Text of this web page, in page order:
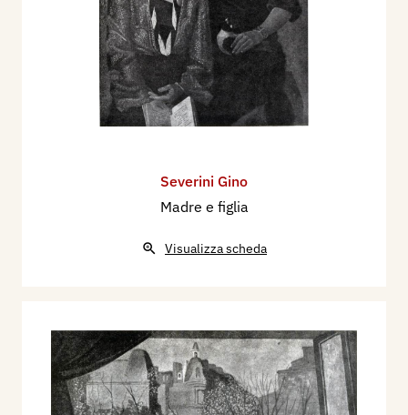
Severini Gino
Madre e figlia
Visualizza scheda